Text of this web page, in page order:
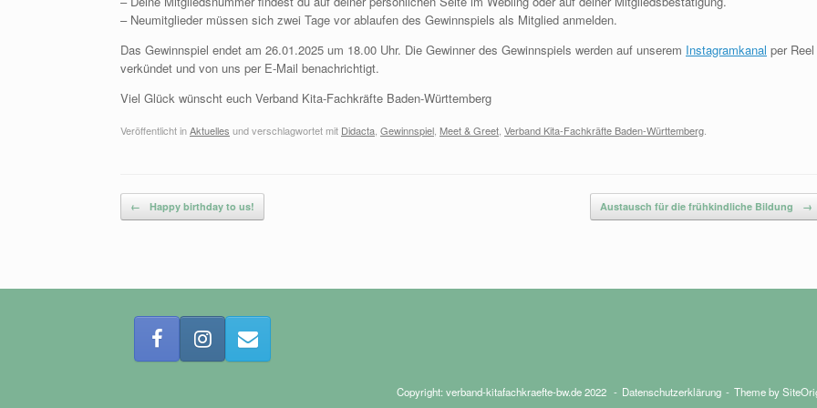
– Neumitglieder müssen sich zwei Tage vor ablaufen des Gewinnspiels als Mitglied anmelden.
Das Gewinnspiel endet am 26.01.2025 um 18.00 Uhr. Die Gewinner des Gewinnspiels werden auf unserem Instagramkanal per Reel
verkündet und von uns per E-Mail benachrichtigt.
Viel Glück wünscht euch Verband Kita-Fachkräfte Baden-Württemberg
Veröffentlicht inAktuelles und verschlagwortet mit Didacta Gewinnspiel Meet & Greet Verband Kita-Fachkräfte Baden-Württemberg
Beitragsnavigation
← Happy birthday to us! Austausch für die frühkindliche Bildung →
Copyright: verband-kitafachkraefte-bw.de 2022 Datenschutzerklärung Theme by